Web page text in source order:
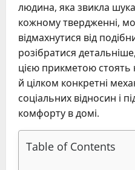
людина, яка звикла
кожному твердженні,
відмахнутися від
розібратися
цією прикметою
й цілком конкретні
соціальних відносин і
комфорту в домі.
Table of Contents